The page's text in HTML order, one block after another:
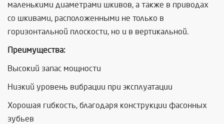
маленькими диаметрами шкивов, а также в приводах
со шкивами, расположенными не только в
горизонтальной плоскости, но и в вертикальной.
Преимущества:
Высокий запас мощности
Низкий уровень вибрации при эксплуатации
Хорошая гибкость, благодаря конструкции фасонных
зубьев